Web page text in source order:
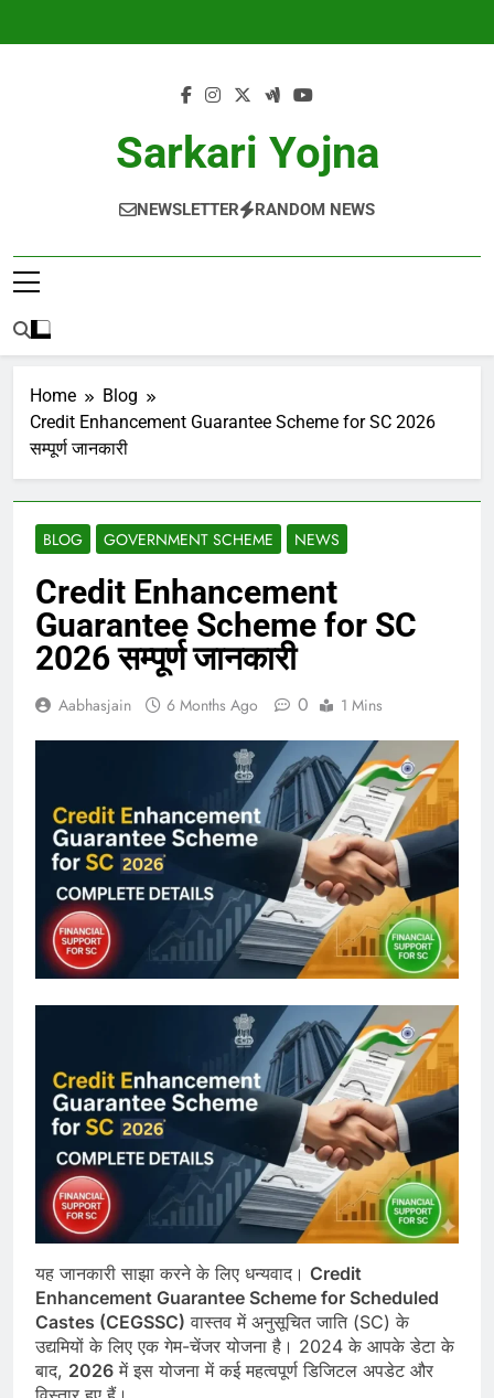
Sarkari Yojna
NEWSLETTER RANDOM NEWS
Home
Blog
Credit Enhancement Guarantee Scheme for SC 2026
सम्पूर्ण जानकारी
BLOG GOVERNMENT SCHEME NEWS
Credit Enhancement
Guarantee Scheme for SC
2026 सम्पूर्ण जानकारी
Aabhasjain 6 Months Ago 0 1 Mins
यह जानकारी साझा करने के लिए धन्यवाद। Credit
Enhancement Guarantee Scheme for Scheduled
Castes (CEGSSC) वास्तव में अनुसूचित जाति (SC) के
उद्यमियों के लिए एक गेम-चेंजर योजना है। 2024 के आपके डेटा के
बाद, 2026 में इस योजना में कई महत्वपूर्ण डिजिटल अपडेट और